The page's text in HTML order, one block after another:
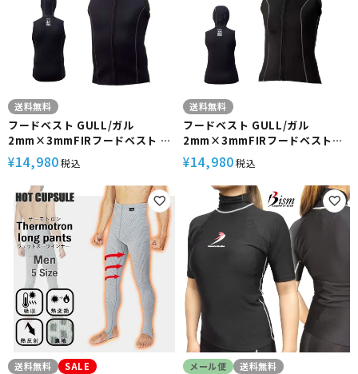
送料無料
フードベスト GULL/ガル
2mm×3mmFIRフードベスト メ
ンズ GW-6645 スノーケリング
ダイビング アウトドア フード ベ
スト インナー 防寒対策 マリンス
ポーツ スイムウェア 男性用
¥14,980税込
送料無料
フードベスト GULL/ガル
2mm×3mmFIRフードベストメ
ウィメンズ GW-6646 スノーケ
リング ダイビング アウトドア フ
ード ベスト インナー 防寒対策 マ
リンスポーツ スイムウェア 女性
用
¥14,980税込
送料無料 SALE メール便
送料無料